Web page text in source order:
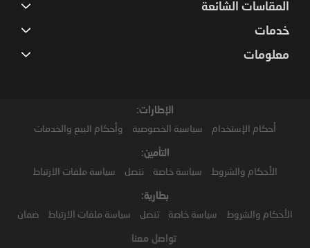
المقاسات الشائعة
خدمات
معلومات
الإطارات:
أحكام الإستخدام سياسية الخصوصية وأحكام البيع والخدمات
التأمين:
الأحكام والشروط سياسة خاصة تنصل سياسة ملفات الارتباط
بطارية:
الأحكام والشروط سياسة خاصة تنصل سياسة ملفات الارتباط ضمان
تواصل معنا